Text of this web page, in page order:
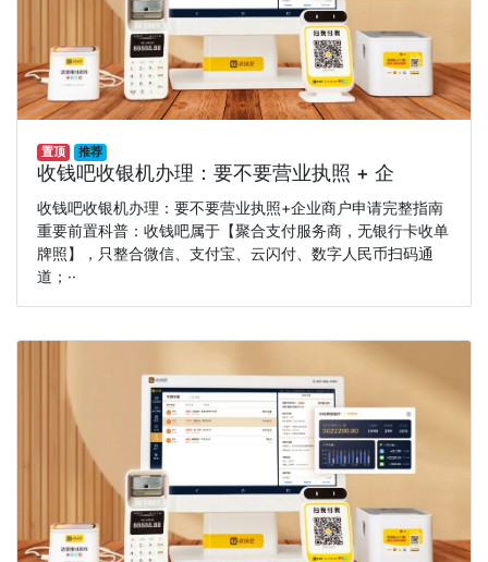
置顶 推荐
收钱吧收银机办理：要不要营业执照 + 企
收钱吧收银机办理：要不要营业执照+企业商户申请完整指南
重要前置科普：收钱吧属于【聚合支付服务商，无银行卡收单
牌照】，只整合微信、支付宝、云闪付、数字人民币扫码通
道；··